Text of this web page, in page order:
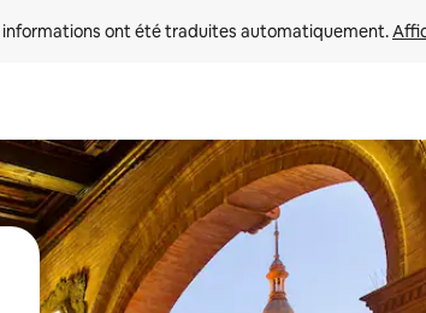
informations ont été traduites automatiquement.